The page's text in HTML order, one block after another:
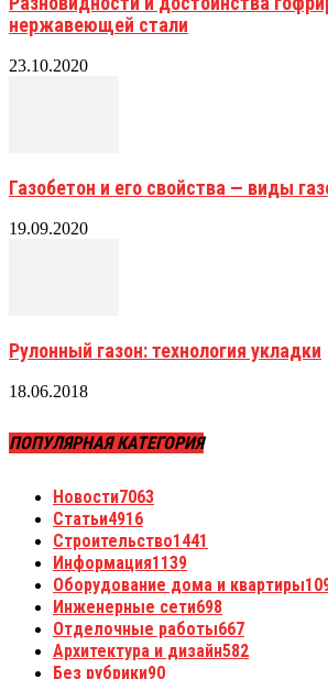
нержавеющей стали
23.10.2020
Газобетон и его свойства — виды
19.09.2020
Рулонный газон: технология укладки
18.06.2018
ПОПУЛЯРНАЯ КАТЕГОРИЯ
Новости7063
Статьи4916
Строительство1441
Информация1139
Оборудование дома и квартиры
Инженерные сети698
Отделочные работы667
Архитектура и дизайн582
Без рубрики90